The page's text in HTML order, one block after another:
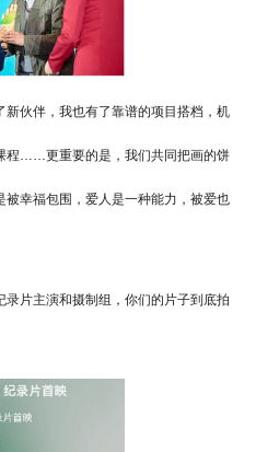
伙伴，我也有了靠谱的项目搭档，机
程……更重要的是，我们共同把画的饼
幸福包围，爱人是一种能力，被爱也
片主演和摄制组，你们的片子到底拍